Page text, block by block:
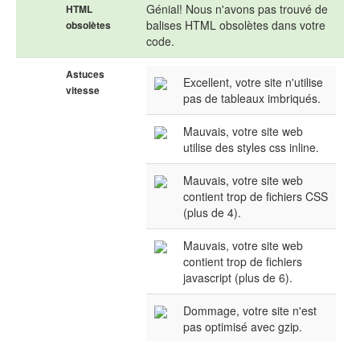
HTML
obsolètes
Génial! Nous n'avons pas trouvé de
balises HTML obsolètes dans votre
code.
Astuces
vitesse
Excellent, votre site n'utilise
pas de tableaux imbriqués.
Mauvais, votre site web
utilise des styles css inline.
Mauvais, votre site web
contient trop de fichiers CSS
(plus de 4).
Mauvais, votre site web
contient trop de fichiers
javascript (plus de 6).
Dommage, votre site n'est
pas optimisé avec gzip.